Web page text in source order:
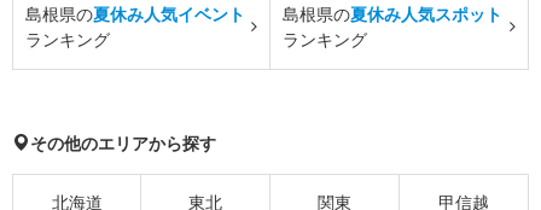
島根県の夏休み人気イベント
ランキング
島根県の夏休み人気スポット
ランキング
その他のエリアから探す
北海道 東北 関東 甲信越